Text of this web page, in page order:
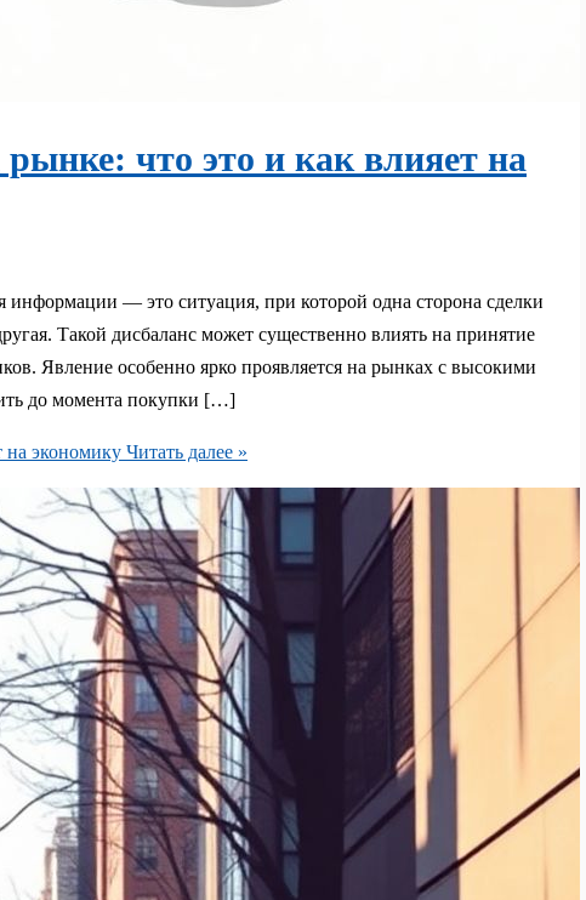
что это и как влияет на
— это ситуация, при которой одна сторона сделки
Такой дисбаланс может существенно влиять на принятие
Явление особенно ярко проявляется на рынках с высокими
до момента покупки […]
на экономику Читать далее »